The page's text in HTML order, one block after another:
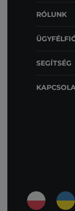
RÓLUNK
SEGÍTSÉG